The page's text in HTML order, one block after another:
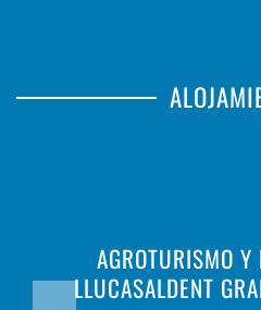
AGROTURISMO Y
LLUCASALDENT